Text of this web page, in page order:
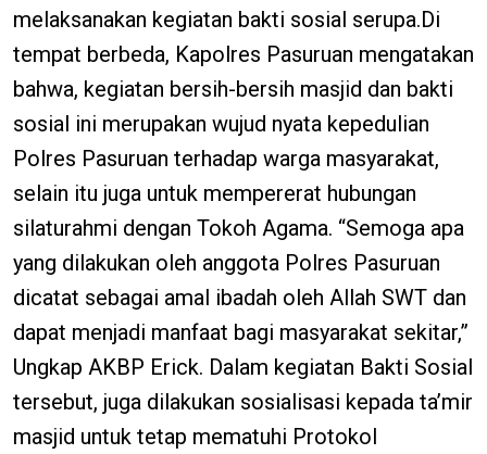
melaksanakan kegiatan bakti sosial serupa.Di
tempat berbeda, Kapolres Pasuruan mengatakan
bahwa, kegiatan bersih-bersih masjid dan bakti
sosial ini merupakan wujud nyata kepedulian
Polres Pasuruan terhadap warga masyarakat,
selain itu juga untuk mempererat hubungan
silaturahmi dengan Tokoh Agama. “Semoga apa
yang dilakukan oleh anggota Polres Pasuruan
dicatat sebagai amal ibadah oleh Allah SWT dan
dapat menjadi manfaat bagi masyarakat sekitar,”
Ungkap AKBP Erick. Dalam kegiatan Bakti Sosial
tersebut, juga dilakukan sosialisasi kepada ta’mir
masjid untuk tetap mematuhi Protokol